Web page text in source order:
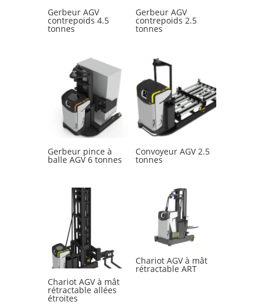
Gerbeur AGV
contrepoids 4.5
tonnes
Gerbeur AGV
contrepoids 2.5
tonnes
Gerbeur pince à
balle AGV 6 tonnes
Convoyeur AGV 2.5
tonnes
Chariot AGV à mât
rétractable allées
étroites
Chariot AGV à mât
rétractable ART